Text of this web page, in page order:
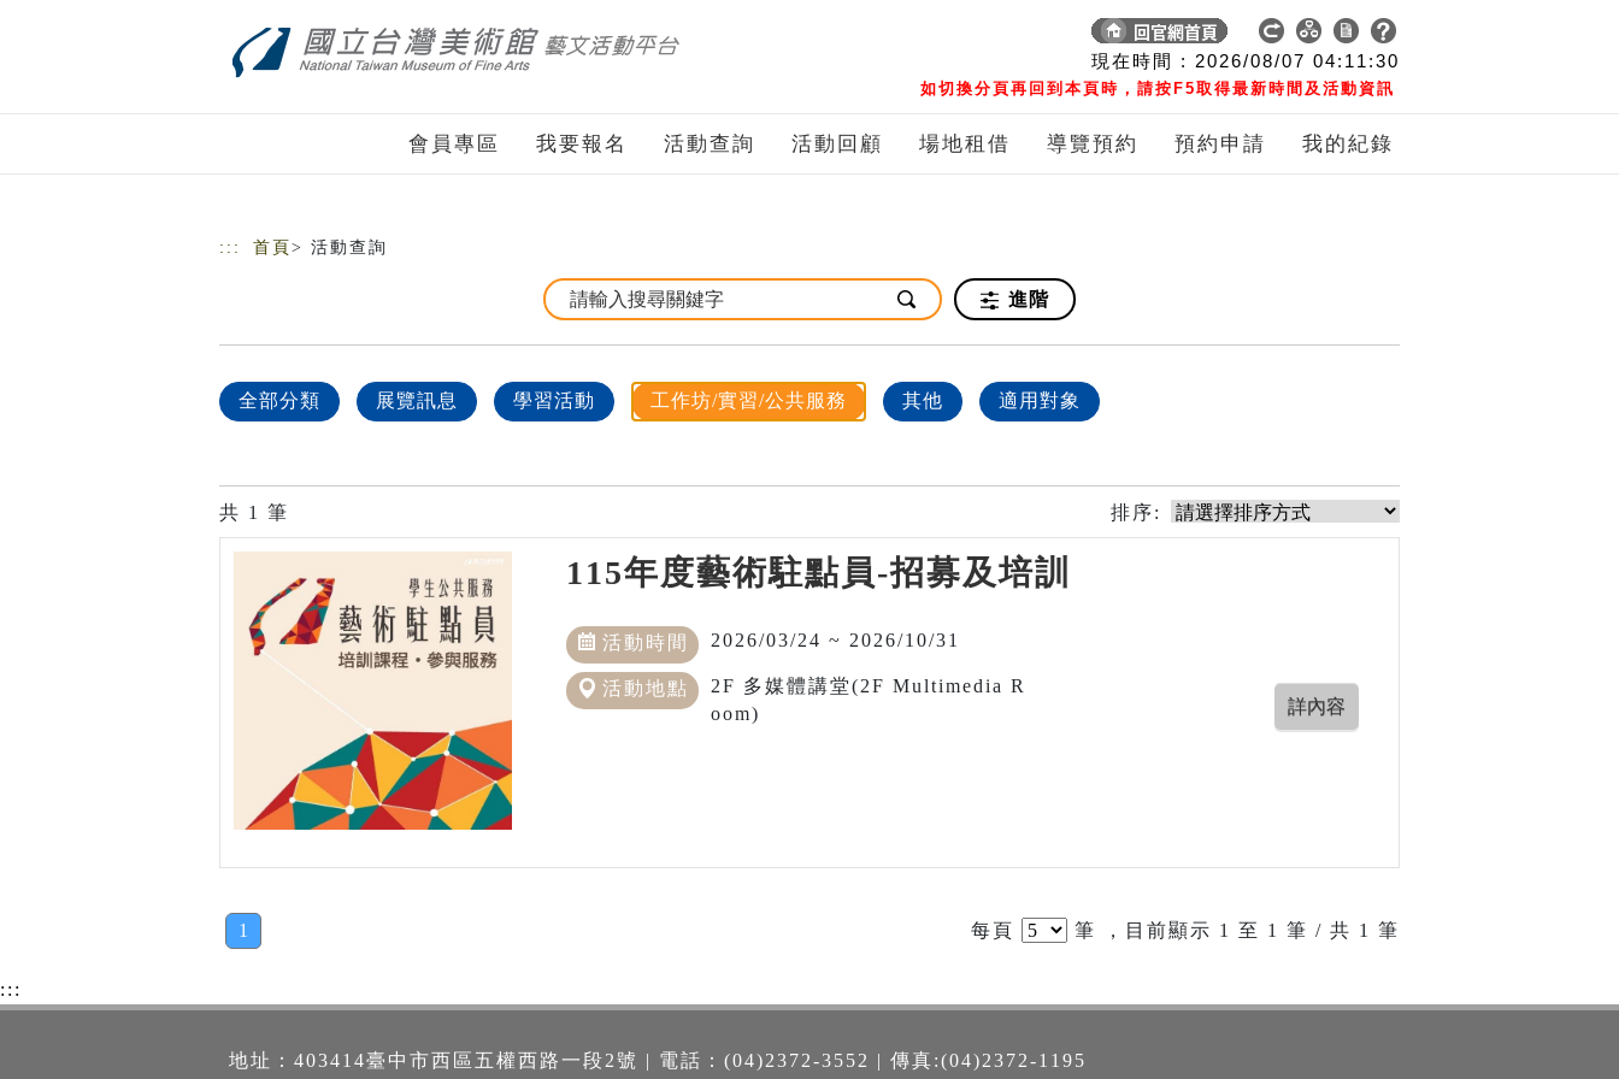
現在時間 : 2026/08/07 04:11:30
如切換分頁再回到本頁時，請按F5取得最新時間及活動資訊
會員專區 我要報名 活動查詢 活動回顧 場地租借 導覽預約 預約申請 我的紀錄
::: 首頁 > 活動查詢
進階
全部分類 展覽訊息 學習活動 工作坊/實習/公共服務 其他 適用對象
共 1 筆 排序:
115年度藝術駐點員-招募及培訓
活動時間 2026/03/24 ~ 2026/10/31
活動地點
2F 多媒體講堂(2F Multimedia R
oom)
1 每頁 筆 ，目前顯示 1 至 1 筆 / 共 1 筆
:::
地址：403414臺中市西區五權西路一段2號 | 電話：(04)2372-3552 | 傳真:(04)2372-1195